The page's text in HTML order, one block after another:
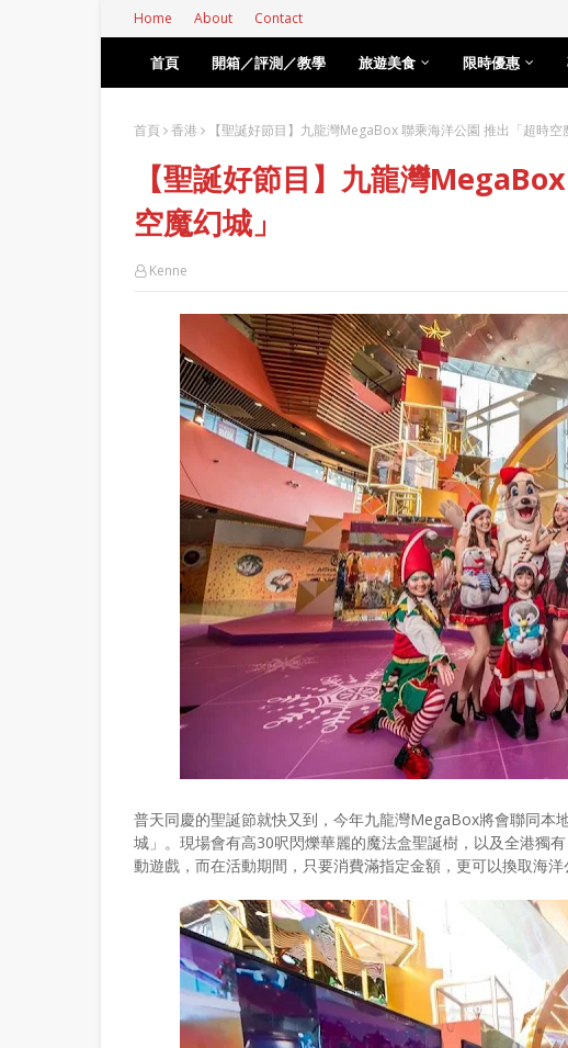
Home About Contact
首頁 開箱／評測／教學 旅遊美食 限時優惠
首頁 香港 【聖誕好節目】九龍灣MegaBox 聯乘海洋公園 推出「超時空
【聖誕好節目】九龍灣
空魔幻城」
Kenne
普天同慶的聖誕節就快又到，今年九龍灣MegaBox將會聯同本
城」。現場會有高30呎閃爍華麗的魔法盒聖誕樹，以及全港獨
動遊戲，而在活動期間，只要消費滿指定金額，更可以換取海洋